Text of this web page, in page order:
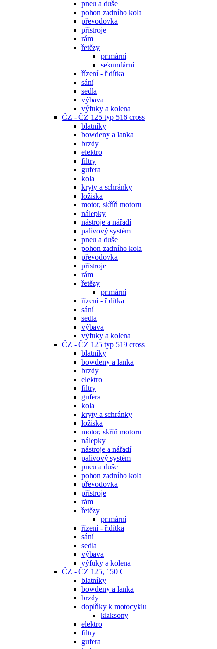
pneu a duše
pohon zadního kola
převodovka
přístroje
rám
řetězy
primární
sekundární
řízení - řidítka
sání
sedla
výbava
výfuky a kolena
ČZ - ČZ 125 typ 516 cross
blatníky
bowdeny a lanka
brzdy
elektro
filtry
gufera
kola
kryty a schránky
ložiska
motor, skříň motoru
nálepky
nástroje a nářadí
palivový systém
pneu a duše
pohon zadního kola
převodovka
přístroje
rám
řetězy
primární
řízení - řidítka
sání
sedla
výbava
výfuky a kolena
ČZ - ČZ 125 typ 519 cross
blatníky
bowdeny a lanka
brzdy
elektro
filtry
gufera
kola
kryty a schránky
ložiska
motor, skříň motoru
nálepky
nástroje a nářadí
palivový systém
pneu a duše
pohon zadního kola
převodovka
přístroje
rám
řetězy
primární
řízení - řidítka
sání
sedla
výbava
výfuky a kolena
ČZ - ČZ 125, 150 C
blatníky
bowdeny a lanka
brzdy
doplňky k motocyklu
klaksony
elektro
filtry
gufera